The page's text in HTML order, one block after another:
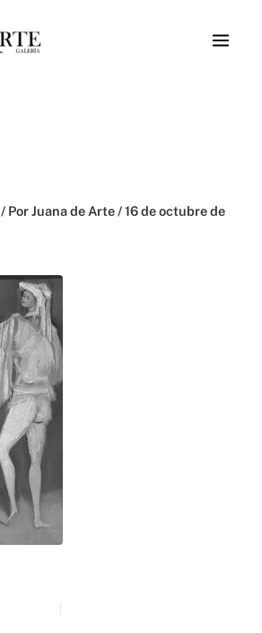
/ PorJuana de Arte/16 de octubre de